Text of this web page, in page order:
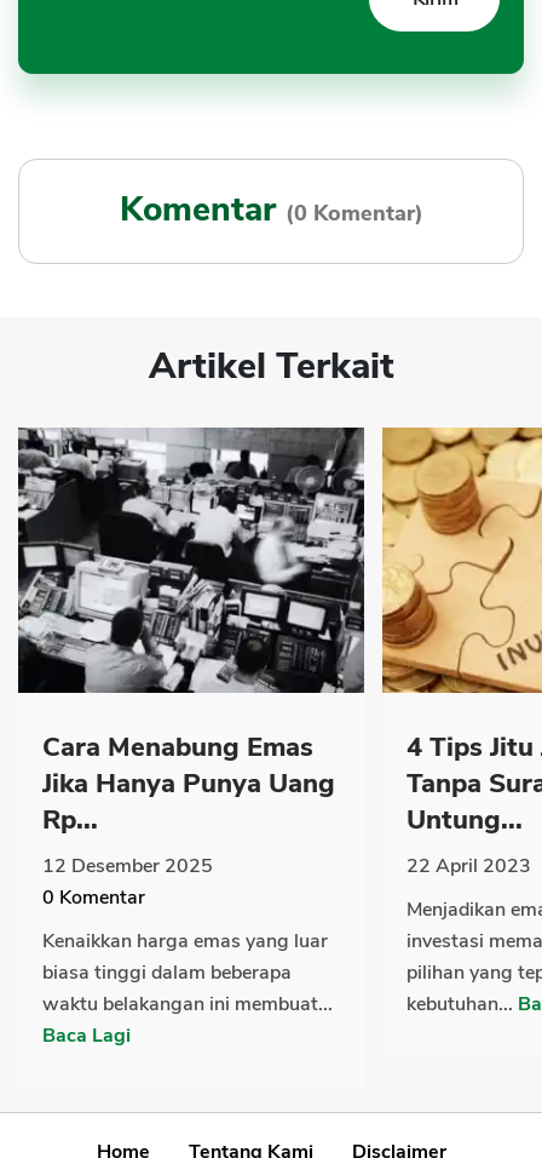
Komentar (0 Komentar)
Artikel Terkait
Cara Menabung Emas
Jika Hanya Punya Uang
Rp...
12 Desember 2025
0 Komentar
Kenaikkan harga emas yang luar
biasa tinggi dalam beberapa
waktu belakangan ini membuat...
Baca Lagi
4 Tips Jitu
Tanpa
Untung...
22 April 2023
Menjadikan
investasi
pilihan yang
kebutuhan...
Home Tentang Kami Disclaimer